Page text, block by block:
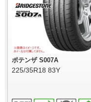
ポテンザ S007A
225/35R18 83Y